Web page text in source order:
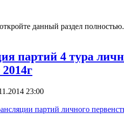
данный раздел полностью.
партий 4 тура
23:00
партий личного